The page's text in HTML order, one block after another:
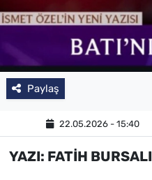
Paylaş
22.05.2026 - 15:40
YAZI: FATİH BURSALI
TV REHBERİ